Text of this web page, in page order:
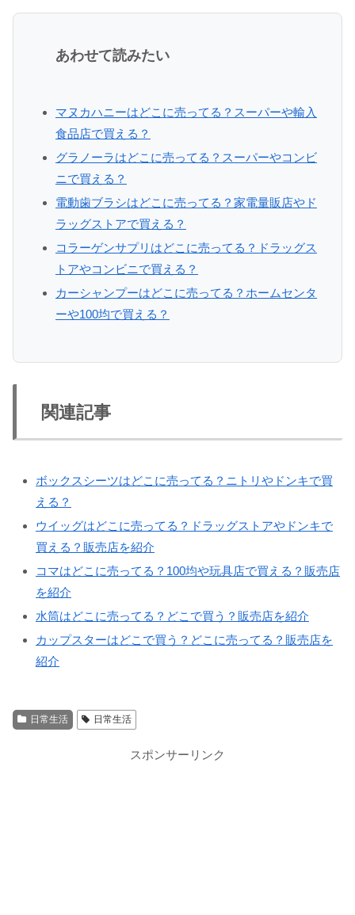
あわせて読みたい
マヌカハニーはどこに売ってる？スーパーや輸入
食品店で買える？
グラノーラはどこに売ってる？スーパーやコンビ
ニで買える？
電動歯ブラシはどこに売ってる？家電量販店やド
ラッグストアで買える？
コラーゲンサプリはどこに売ってる？ドラッグス
トアやコンビニで買える？
カーシャンプーはどこに売ってる？ホームセンタ
ーや100均で買える？
関連記事
ボックスシーツはどこに売ってる？ニトリやドンキで買
える？
ウイッグはどこに売ってる？ドラッグストアやドンキで
買える？販売店を紹介
コマはどこに売ってる？100均や玩具店で買える？販売店
を紹介
水筒はどこに売ってる？どこで買う？販売店を紹介
カップスターはどこで買う？どこに売ってる？販売店を
紹介
日常生活 日常生活
スポンサーリンク